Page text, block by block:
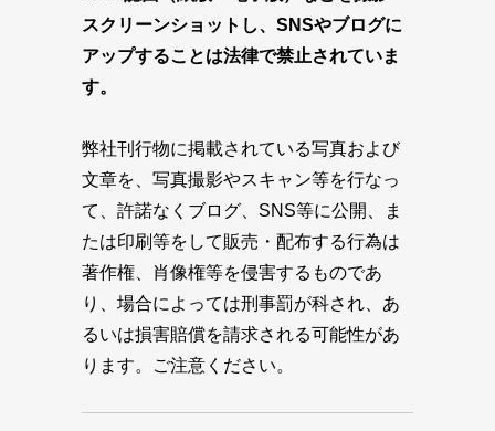
スクリーンショットし、SNSやブログに
アップすることは法律で禁止されていま
す。
弊社刊行物に掲載されている写真および
文章を、写真撮影やスキャン等を行なっ
て、許諾なくブログ、SNS等に公開、ま
たは印刷等をして販売・配布する行為は
著作権、肖像権等を侵害するものであ
り、場合によっては刑事罰が科され、あ
るいは損害賠償を請求される可能性があ
ります。ご注意ください。